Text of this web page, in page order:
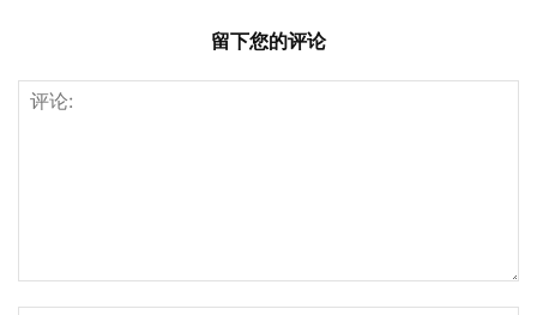
留下您的评论